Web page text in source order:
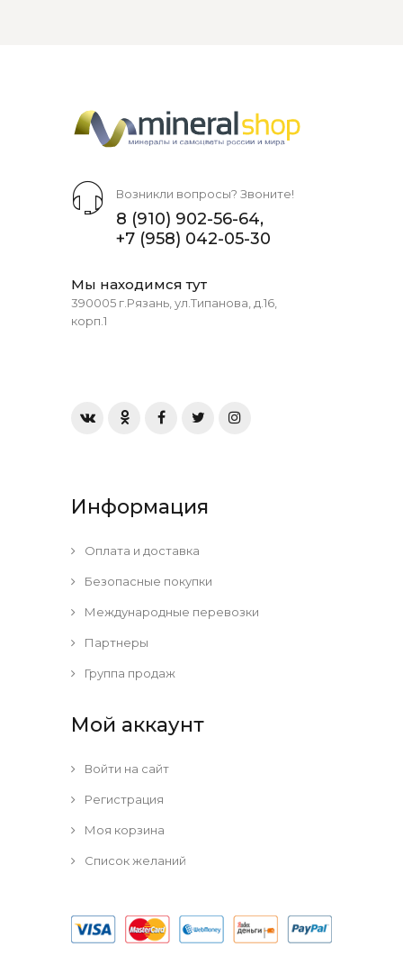
Возникли вопросы? Звоните!
8 (910) 902-56-64,
+7 (958) 042-05-30
Мы находимся тут
390005 г.Рязань, ул.Типанова, д.16,
корп.1
Информация
Оплата и доставка
Безопасные покупки
Международные перевозки
Партнеры
Группа продаж
Мой аккаунт
Войти на сайт
Регистрация
Моя корзина
Список желаний